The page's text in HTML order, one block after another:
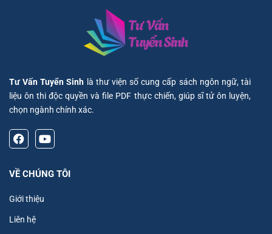
Tư Vấn Tuyển Sinh là thư viện số cung cấp sách ngôn ngữ, tài
liệu ôn thi độc quyền và file PDF thực chiến, giúp sĩ tử ôn luyện,
chọn ngành chính xác.
VỀ CHÚNG TÔI
Giới thiệu
Liên hệ